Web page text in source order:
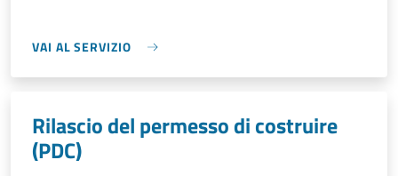
VAI AL SERVIZIO
Rilascio del permesso di costruire
(PDC)